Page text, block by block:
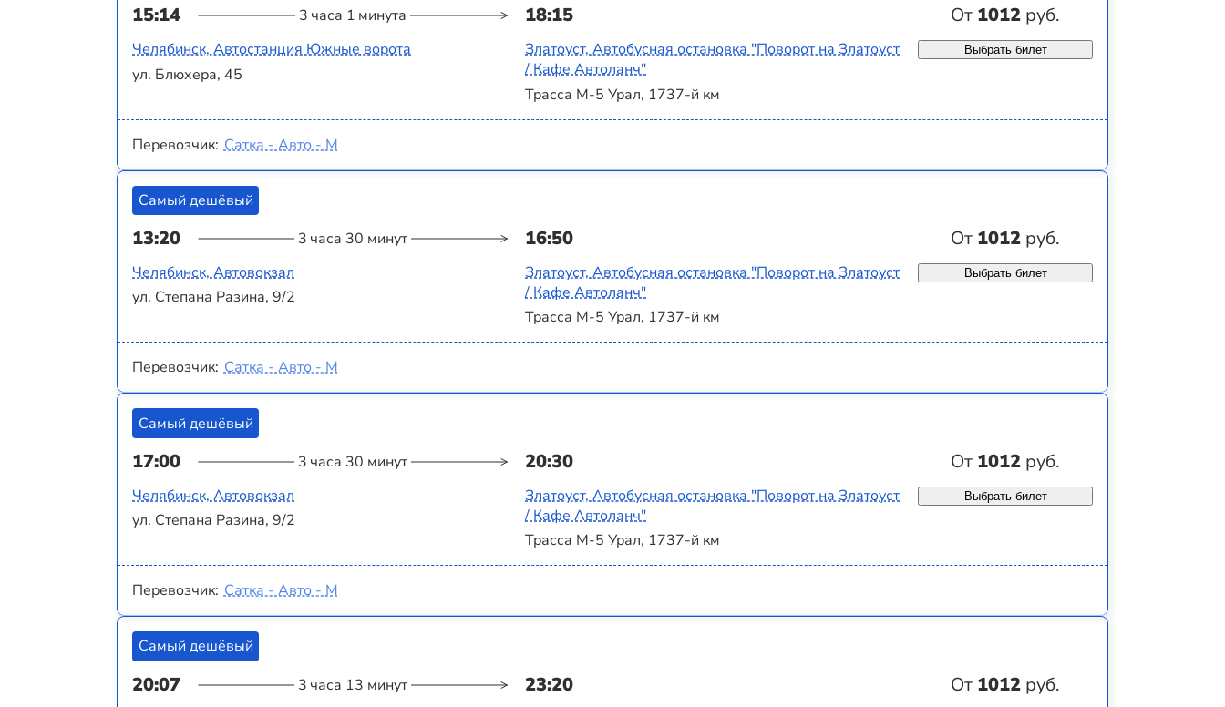
15:14 3 часа 1 минута 18:15 От 1012 руб.
Челябинск, Автостанция Южные ворота
ул. Блюхера, 45
Златоуст, Автобусная остановка "Поворот на Златоуст
/ Кафе Автоланч"
Трасса М-5 Урал, 1737-й км
Выбрать билет
Перевозчик: Сатка - Авто - М
Самый дешёвый
13:20 3 часа 30 минут 16:50 От 1012 руб.
Челябинск, Автовокзал
ул. Степана Разина, 9/2
Златоуст, Автобусная остановка "Поворот на Златоуст
/ Кафе Автоланч"
Трасса М-5 Урал, 1737-й км
Выбрать билет
Перевозчик: Сатка - Авто - М
Самый дешёвый
17:00 3 часа 30 минут 20:30 От 1012 руб.
Челябинск, Автовокзал
ул. Степана Разина, 9/2
Златоуст, Автобусная остановка "Поворот на Златоуст
/ Кафе Автоланч"
Трасса М-5 Урал, 1737-й км
Выбрать билет
Перевозчик: Сатка - Авто - М
Самый дешёвый
20:07 3 часа 13 минут 23:20 От 1012 руб.